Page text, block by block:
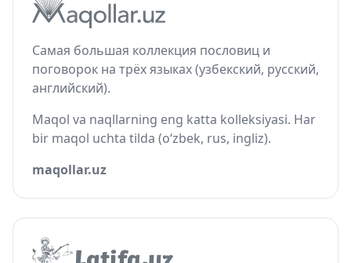
Самая большая коллекция пословиц и
поговорок на трёх языках (узбекский, русский,
английский).
Maqol va naqllarning eng katta kolleksiyasi. Har
bir maqol uchta tilda (o‘zbek, rus, ingliz).
maqollar.uz